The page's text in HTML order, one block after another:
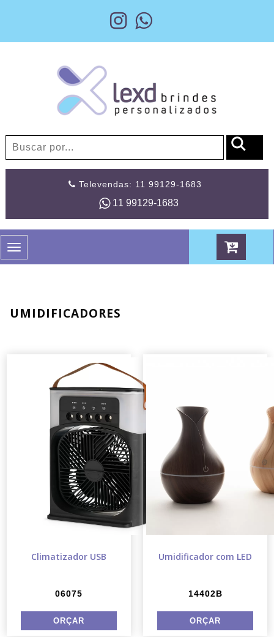
Televendas: 11 99129-1683
11 99129-1683
Toggle
navigation
UMIDIFICADORES
Climatizador USB
06075
Umidificador com LED
14402B